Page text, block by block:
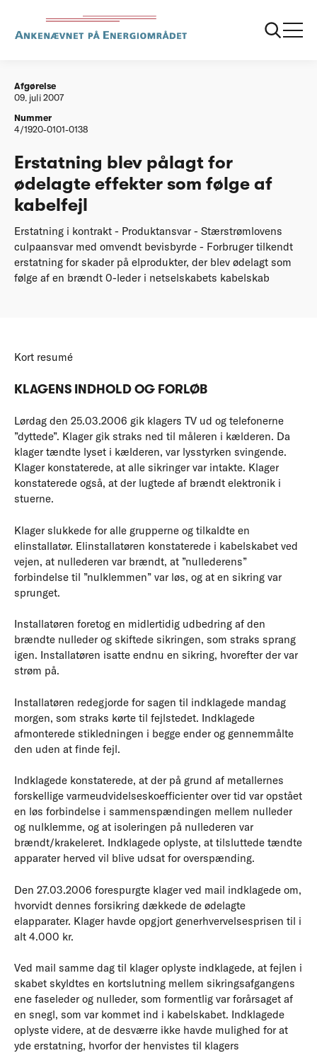
Afgørelser
20070709 Erstatning blev paalagt for oedelagte
effekter som foelge af kabelfejl
Afgørelse
09. juli 2007
Nummer
4/1920-0101-0138
Erstatning blev pålagt for
ødelagte effekter som følge af
kabelfejl
Erstatning i kontrakt - Produktansvar - Stærstrømlovens
culpaansvar med omvendt bevisbyrde - Forbruger tilkendt
erstatning for skader på elprodukter, der blev ødelagt som
følge af en brændt 0-leder i netselskabets kabelskab
Kort resumé
KLAGENS INDHOLD OG FORLØB
Lørdag den 25.03.2006 gik klagers TV ud og telefonerne
”dyttede”. Klager gik straks ned til måleren i kælderen. Da
klager tændte lyset i kælderen, var lysstyrken svingende.
Klager konstaterede, at alle sikringer var intakte. Klager
konstaterede også, at der lugtede af brændt elektronik i
stuerne.
Klager slukkede for alle grupperne og tilkaldte en
elinstallatør. Elinstallatøren konstaterede i kabelskabet ved
vejen, at nullederen var brændt, at ”nullederens”
forbindelse til ”nulklemmen” var løs, og at en sikring var
sprunget.
Installatøren foretog en midlertidig udbedring af den
brændte nulleder og skiftede sikringen, som straks sprang
igen. Installatøren isatte endnu en sikring, hvorefter der var
strøm på.
Installatøren redegjorde for sagen til indklagede mandag
morgen, som straks kørte til fejlstedet. Indklagede
afmonterede stikledningen i begge ender og gennemmålte
den uden at finde fejl.
Indklagede konstaterede, at der på grund af metallernes
forskellige varmeudvidelseskoefficienter over tid var opstået
en løs forbindelse i sammenspændingen mellem nulleder
og nulklemme, og at isoleringen på nullederen var
brændt/krakeleret. Indklagede oplyste, at tilsluttede tændte
apparater herved vil blive udsat for overspænding.
Den 27.03.2006 forespurgte klager ved mail indklagede om,
hvorvidt dennes forsikring dækkede de ødelagte
elapparater. Klager havde opgjort generhvervelsesprisen til i
alt 4.000 kr.
Ved mail samme dag til klager oplyste indklagede, at fejlen i
skabet skyldtes en kortslutning mellem sikringsafgangens
ene faseleder og nulleder, som formentlig var forårsaget af
en snegl, som var kommet ind i kabelskabet. Indklagede
oplyste videre, at de desværre ikke havde mulighed for at
yde erstatning, hvorfor der henvistes til klagers